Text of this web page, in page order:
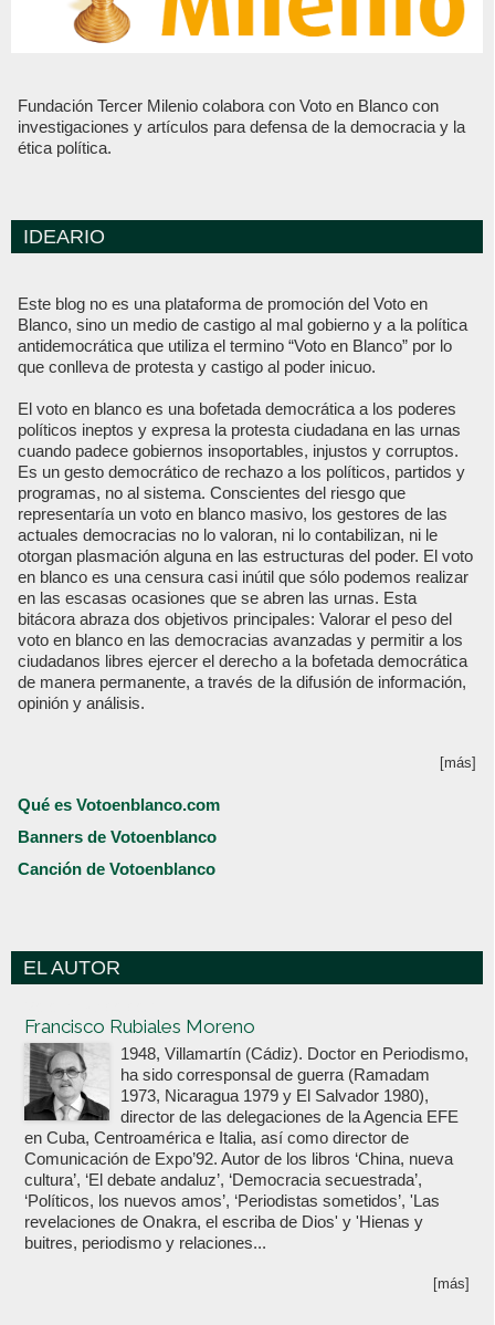
Fundación Tercer Milenio colabora con Voto en Blanco con
investigaciones y artículos para defensa de la democracia y la
ética política.
IDEARIO
Este blog no es una plataforma de promoción del Voto en
Blanco, sino un medio de castigo al mal gobierno y a la política
antidemocrática que utiliza el termino “Voto en Blanco” por lo
que conlleva de protesta y castigo al poder inicuo.
El voto en blanco es una bofetada democrática a los poderes
políticos ineptos y expresa la protesta ciudadana en las urnas
cuando padece gobiernos insoportables, injustos y corruptos.
Es un gesto democrático de rechazo a los políticos, partidos y
programas, no al sistema. Conscientes del riesgo que
representaría un voto en blanco masivo, los gestores de las
actuales democracias no lo valoran, ni lo contabilizan, ni le
otorgan plasmación alguna en las estructuras del poder. El voto
en blanco es una censura casi inútil que sólo podemos realizar
en las escasas ocasiones que se abren las urnas. Esta
bitácora abraza dos objetivos principales: Valorar el peso del
voto en blanco en las democracias avanzadas y permitir a los
ciudadanos libres ejercer el derecho a la bofetada democrática
de manera permanente, a través de la difusión de información,
opinión y análisis.
[más]
Qué es Votoenblanco.com
Banners de Votoenblanco
Canción de Votoenblanco
EL AUTOR
Francisco Rubiales Moreno
1948, Villamartín (Cádiz). Doctor en Periodismo,
ha sido corresponsal de guerra (Ramadam
1973, Nicaragua 1979 y El Salvador 1980),
director de las delegaciones de la Agencia EFE
en Cuba, Centroamérica e Italia, así como director de
Comunicación de Expo’92. Autor de los libros ‘China, nueva
cultura’, ‘El debate andaluz’, ‘Democracia secuestrada’,
‘Políticos, los nuevos amos’, ‘Periodistas sometidos’, 'Las
revelaciones de Onakra, el escriba de Dios' y 'Hienas y
buitres, periodismo y relaciones...
[más]